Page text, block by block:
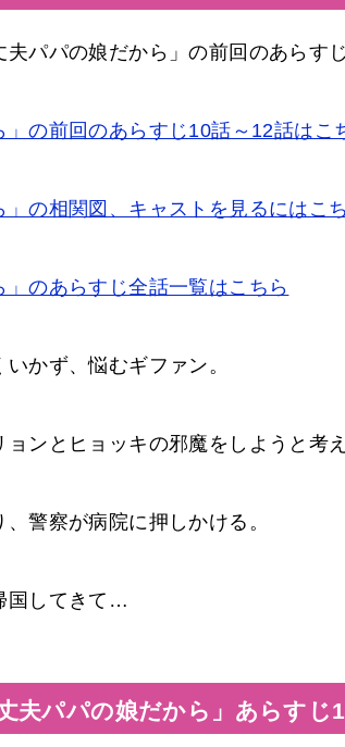
パパの娘だから」の前回のあらすじ
」の前回のあらすじ10話～12話はこ
」の相関図、キャストを見るにはこ
」のあらすじ全話一覧はこちら
かず、悩むギファン。
ンとヒョッキの邪魔をしようと考え
警察が病院に押しかける。
国してきて…
夫パパの娘だから」あらすじ